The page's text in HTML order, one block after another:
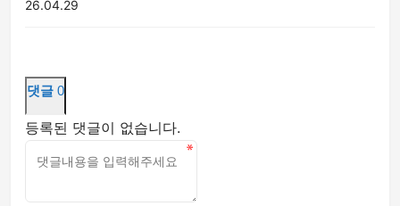
26.04.29
댓글 0
등록된 댓글이 없습니다.